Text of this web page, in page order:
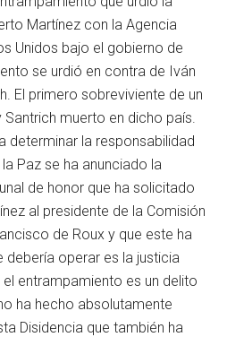
Martínez con la Agencia
Unidos bajo el gobierno de
se urdió en contra de Iván
El primero sobreviviente de un
muerto en dicho país.
determinar la responsabilidad
Paz se ha anunciado la
de honor que ha solicitado
al presidente de la Comisión
de Roux y que este ha
debería operar es la justicia
entrampamiento es un delito
ha hecho absolutamente
Disidencia que también ha